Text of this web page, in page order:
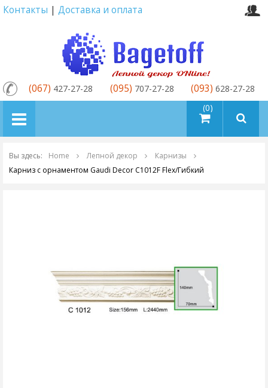
Контакты | Доставка и оплата
товаров (0)
(067) 427-27-28 (095) 707-27-28 (093) 628-27-28
Вы здесь: Home Лепной декор
Карнизы
Карниз с орнаментом Gaudi Decor C1012F Flex/Гибкий